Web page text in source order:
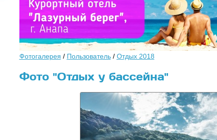
Фотогалерея / Пользователь/ Отдых 2018
Фото "Отдых у бассейна"